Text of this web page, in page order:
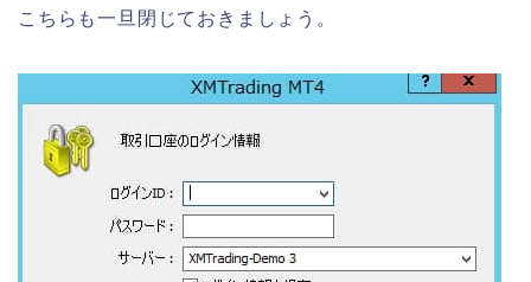
こちらも一旦閉じておきましょう。